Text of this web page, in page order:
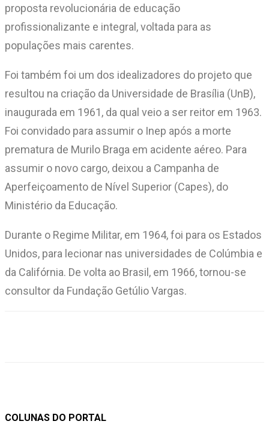
proposta revolucionária de educação
profissionalizante e integral, voltada para as
populações mais carentes.
Foi também foi um dos idealizadores do projeto que
resultou na criação da Universidade de Brasília (UnB),
inaugurada em 1961, da qual veio a ser reitor em 1963.
Foi convidado para assumir o Inep após a morte
prematura de Murilo Braga em acidente aéreo. Para
assumir o novo cargo, deixou a Campanha de
Aperfeiçoamento de Nível Superior (Capes), do
Ministério da Educação.
Durante o Regime Militar, em 1964, foi para os Estados
Unidos, para lecionar nas universidades de Colúmbia e
da Califórnia. De volta ao Brasil, em 1966, tornou-se
consultor da Fundação Getúlio Vargas.
COLUNAS DO PORTAL